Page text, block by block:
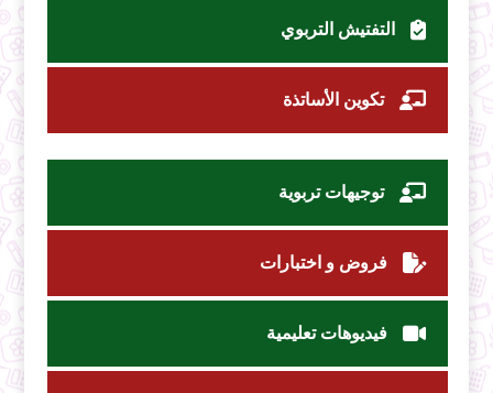
التفتيش التربوي
تكوين الأساتذة
توجيهات تربوية
فروض و اختبارات
فيديوهات تعليمية